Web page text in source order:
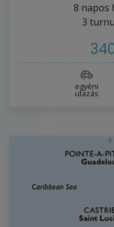
8 napos
3
egyéni
utazás